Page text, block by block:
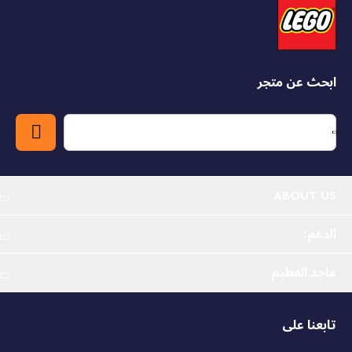
كوكب أو أي شيء آخر يمكن للأطفال الصغار أن يحلموا به! مع
التروس الدوار والمروحة الدوارة والرافعة والأبواب المفصلية
ومكعب الإضاءة، تساعد هذه اللعبة التعليمية الممتعة للأطفال في
مرحلة ما قبل المدرسة أيضًا على تطوير المهارات الحركية الدقيقة.
لعبة بناء وإعادة بناء سفينة الفضاء - حفز شغف رائد الفضاء
1 من ليغو® دابلو® متعددة الاستخدامات للأطفال في مرحلة
الكثير من القطع في الصندوق - مع مجموعة متنوعة من
وتدوير المروحة وفتح الأبواب، وتطوير قدراتهم الإبداعية من
خلال بناء مجموعة متنوعة من المركبات الفضائية
ابحث عن متجر
تابعنا على